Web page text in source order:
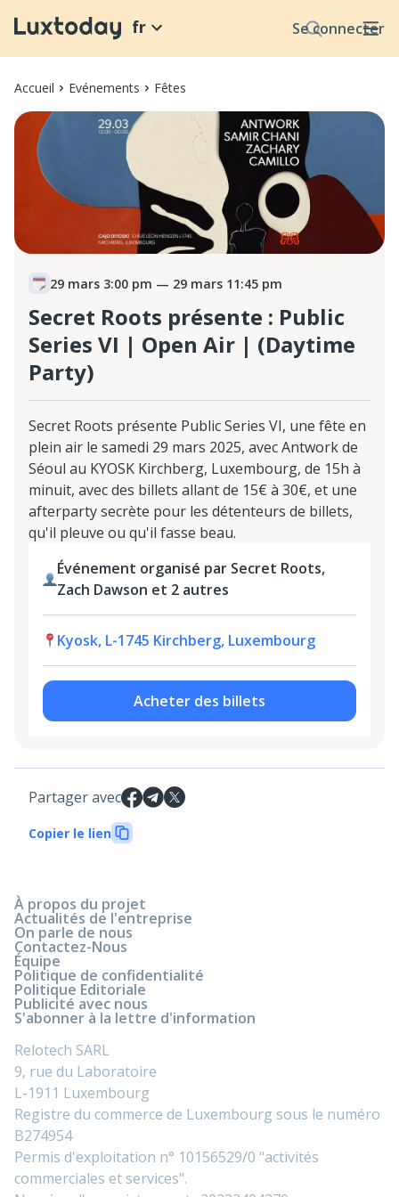
Se connecter
fr
Accueil Evénements Fêtes
29 mars 3:00 pm — 29 mars 11:45 pm
Secret Roots présente : Public
Series VI | Open Air | (Daytime
Party)
Secret Roots présente Public Series VI, une fête en
plein air le samedi 29 mars 2025, avec Antwork de
Séoul au KYOSK Kirchberg, Luxembourg, de 15h à
minuit, avec des billets allant de 15€ à 30€, et une
afterparty secrète pour les détenteurs de billets,
qu'il pleuve ou qu'il fasse beau.
Événement organisé par Secret Roots,
Zach Dawson et 2 autres
Kyosk, L-1745 Kirchberg, Luxembourg
Acheter des billets
Partager avec
Copier le lien
À propos du projet
Actualités de l'entreprise
On parle de nous
Contactez-Nous
Équipe
Politique de confidentialité
Politique Editoriale
Publicité avec nous
S'abonner à la lettre d'information
Relotech SARL
9, rue du Laboratoire
L-1911 Luxembourg
Registre du commerce de Luxembourg sous le numéro
B274954
Permis d'exploitation n° 10156529/0 "activités
commerciales et services".